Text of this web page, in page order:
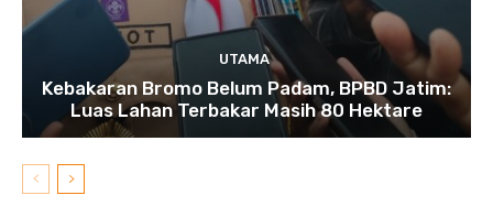
UTAMA
Kebakaran Bromo Belum Padam, BPBD Jatim:
Luas Lahan Terbakar Masih 80 Hektare